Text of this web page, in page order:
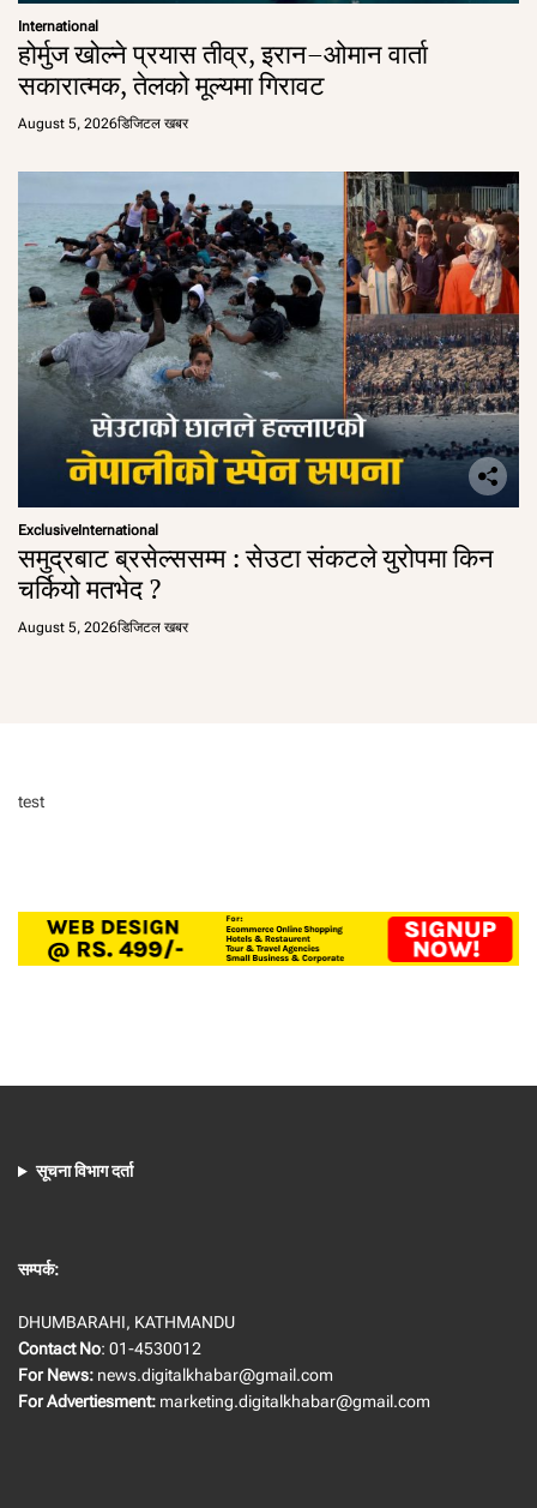
International
होर्मुज खोल्ने प्रयास तीव्र, इरान–ओमान वार्ता
सकारात्मक, तेलको मूल्यमा गिरावट
August 5, 2026डिजिटल खबर
ExclusiveInternational
समुद्रबाट ब्रसेल्ससम्म : सेउटा संकटले युरोपमा किन
चर्कियो मतभेद ?
August 5, 2026डिजिटल खबर
test
सूचना विभाग दर्ता
सम्पर्क:
DHUMBARAHI, KATHMANDU
Contact No: 01-4530012
For News: news.digitalkhabar@gmail.com
For Advertiesment: marketing.digitalkhabar@gmail.com